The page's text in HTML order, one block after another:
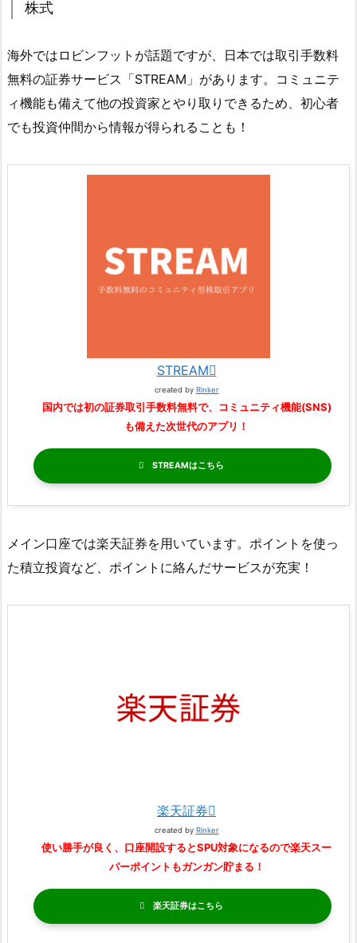
株式
海外ではロビンフットが話題ですが、日本では取引手数料
無料の証券サービス「STREAM」があります。コミュニテ
ィ機能も備えて他の投資家とやり取りできるため、初心者
でも投資仲間から情報が得られることも！
STREAM
created by Rinker
国内では初の証券取引手数料無料で、コミュニティ機能(SNS)
も備えた次世代のアプリ！
STREAM
メイン口座では楽天証券を用いています。ポイントを使っ
た積立投資など、ポイントに絡んだサービスが充実！
楽天証券
created by Rinker
使い勝手が良く、口座開設するとSPU対象になるので楽天スー
パーポイントもガンガン貯まる！
楽天証券